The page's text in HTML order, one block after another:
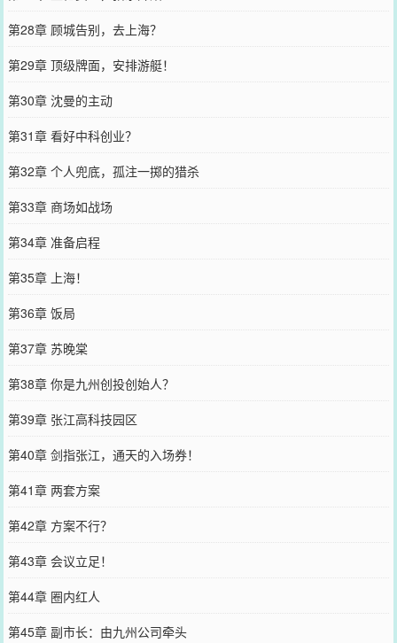
第28章 顾城告别，去上海？
第29章 顶级牌面，安排游艇！
第30章 沈曼的主动
第31章 看好中科创业？
第32章 个人兜底，孤注一掷的猎杀
第33章 商场如战场
第34章 准备启程
第35章 上海！
第36章 饭局
第37章 苏晚棠
第38章 你是九州创投创始人？
第39章 张江高科技园区
第40章 剑指张江，通天的入场券！
第41章 两套方案
第42章 方案不行？
第43章 会议立足！
第44章 圈内红人
第45章 副市长：由九州公司牵头